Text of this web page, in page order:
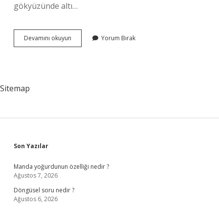
gökyüzünde altı…
Devamını okuyun
1
Yorum Bırak
Sitemap
Sidebar
Son Yazılar
Manda yoğurdunun özelliği nedir ?
Ağustos 7, 2026
Döngüsel soru nedir ?
Ağustos 6, 2026